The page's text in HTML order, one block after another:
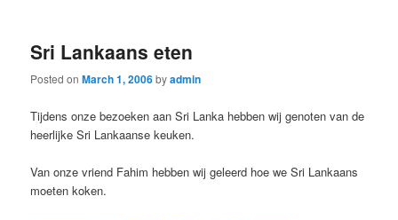
Sri Lankaans eten
Posted onMarch 1, 2006byadmin
Tijdens onze bezoeken aan Sri Lanka hebben wij genoten van de
heerlijke Sri Lankaanse keuken.
Van onze vriend Fahim hebben wij geleerd hoe we Sri Lankaans
moeten koken.